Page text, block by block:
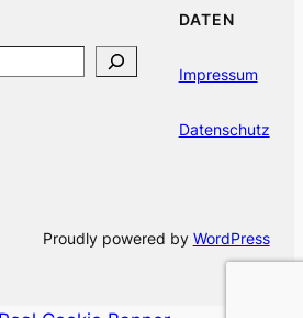
DATEN
Impressum
Datenschutz
Proudly powered by WordPress